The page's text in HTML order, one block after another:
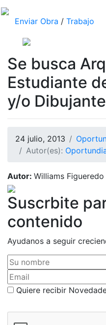
Enviar Obra / Trabajo
Se busca
Estudiante
y/o
24 julio, 2013
Autor(es):
Autor: Williams Figueredo
Suscrbite
contenido
Ayudanos a seguir
Su nombre
Email
Quiere recibir